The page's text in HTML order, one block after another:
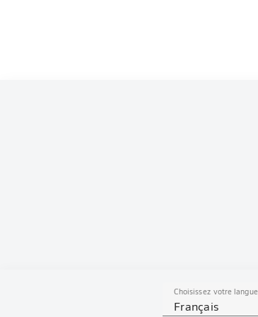
Choisissez votre langue
Français